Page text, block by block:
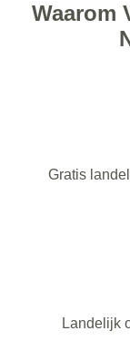
Waarom
Gratis
Landelijk